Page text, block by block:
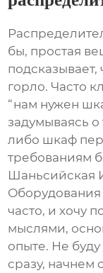
бы, простая
подсказывает,
горло. Часто
“нам нужен
задумываясь о
либо шкаф
требованиям
Шаньсийская
Оборудования
часто, и хочу
мыслями,
опыте. Не
сразу, начнем